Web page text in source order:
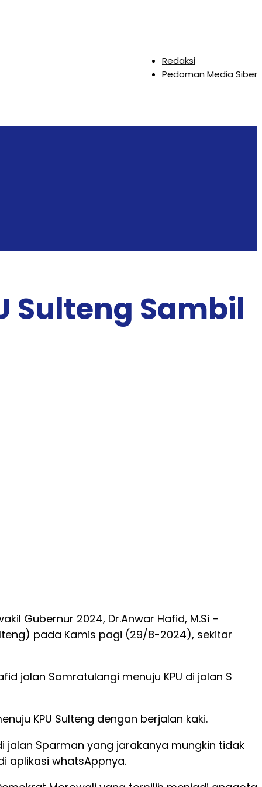
Redaksi
Pedoman Media Siber
Sulteng Sambil
Gubernur 2024, Dr.Anwar Hafid, M.Si –
pada Kamis pagi (29/8-2024), sekitar
jalan Samratulangi menuju KPU di jalan S
KPU Sulteng dengan berjalan kaki.
jalan Sparman yang jarakanya mungkin tidak
aplikasi whatsAppnya.